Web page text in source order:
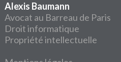
Alexis Baumann
Avocat au Barreau de Paris
Droit informatique
Propriété intellectuelle